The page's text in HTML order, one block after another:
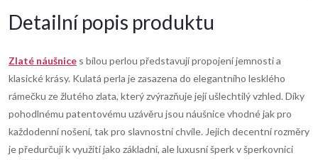
Detailní popis produktu
Zlaté náušnice s bílou perlou představují propojení jemnosti a
klasické krásy. Kulatá perla je zasazena do elegantního lesklého
rámečku ze žlutého zlata, který zvýrazňuje její ušlechtilý vzhled. Díky
pohodlnému patentovému uzávěru jsou náušnice vhodné jak pro
každodenní nošení, tak pro slavnostní chvíle. Jejich decentní rozměry
je předurčují k využití jako základní, ale luxusní šperk v šperkovnici